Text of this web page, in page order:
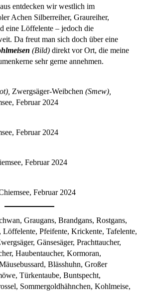
aus entdecken wir westlich im
Achen Silberreiher, Graureiher,
eine Löffelente – jedoch die
Da freut man sich doch über eine
(Bild) direkt vor Ort, die meine
sehr gerne annehmen.
Zwergsäger-Weibchen (Smew),
Februar 2024
Februar 2024
Februar 2024
Februar 2024
Graugans, Brandgans, Rostgans,
Löffelente, Pfeifente, Krickente, Tafelente,
Gänsesäger, Prachttaucher,
Haubentaucher, Kormoran,
Blässhuhn, Großer
Türkentaube, Buntspecht,
Sommergoldhähnchen, Kohlmeise,